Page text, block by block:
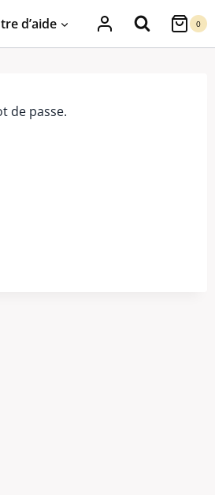
d’aide 0
de passe.